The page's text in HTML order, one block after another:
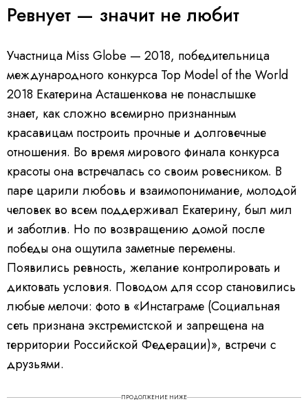
Ревнует — значит не любит
Участница Miss Globe — 2018, победительница
международного конкурса Top Model of the World
2018 Екатерина Асташенкова не понаслышке
знает, как сложно всемирно признанным
красавицам построить прочные и долговечные
отношения. Во время мирового финала конкурса
красоты она встречалась со своим ровесником. В
паре царили любовь и взаимопонимание, молодой
человек во всем поддерживал Екатерину, был мил
и заботлив. Но по возвращению домой после
победы она ощутила заметные перемены.
Появились ревность, желание контролировать и
диктовать условия. Поводом для ссор становились
любые мелочи: фото в «Инстаграме (Социальная
сеть признана экстремистской и запрещена на
территории Российской Федерации)», встречи с
друзьями.
ПРОДОЛЖЕНИЕ НИЖЕ